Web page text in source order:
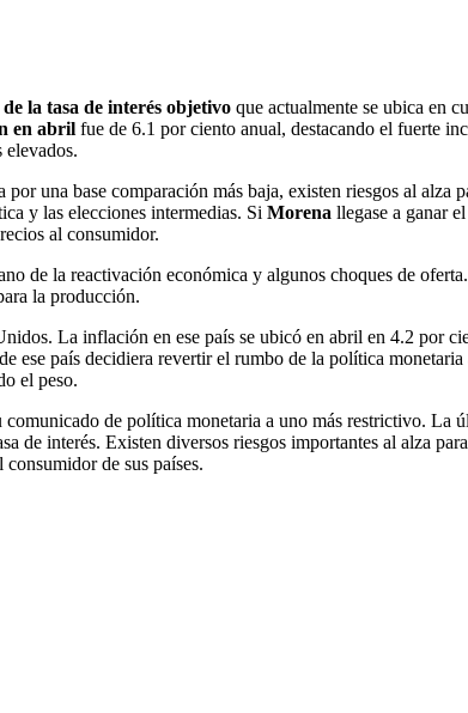
la tasa de interés objetivo que actualmente se ubica en
en abril fue de 6.1 por ciento anual, destacando el fuerte
elevados.
por una base comparación más baja, existen riesgos al
y las elecciones intermedias. Si Morena llegase a ganar
al consumidor.
de la reactivación económica y algunos choques de
la producción.
La inflación en ese país se ubicó en abril en 4.2 por
ese país decidiera revertir el rumbo de la política
el peso.
comunicado de política monetaria a uno más restrictivo. La
de interés. Existen diversos riesgos importantes al alza
de sus países.